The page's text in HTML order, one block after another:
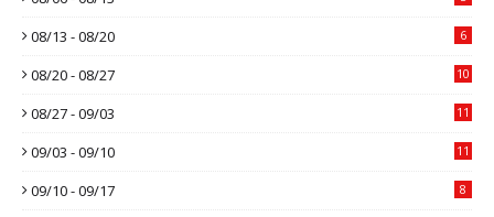
08/13 - 08/20 6
08/20 - 08/27 10
08/27 - 09/03 11
09/03 - 09/10 11
09/10 - 09/17 8